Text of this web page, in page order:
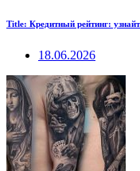
Title: Кредитный рейтинг:
18.06.2026